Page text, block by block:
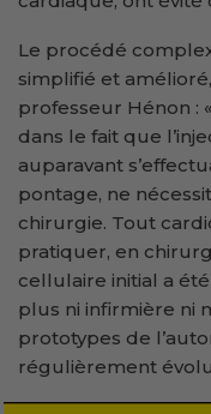
Le procédé
simplifié et
professeur Hénon :
dans le fait que
auparavant
pontage, ne
chirurgie. Tout
pratiquer, en
cellulaire initial a
plus ni infirmière ni
prototypes de
régulièrement